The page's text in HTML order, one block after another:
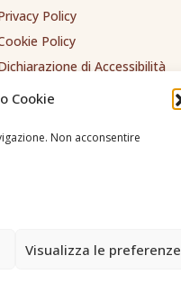
Cookie
Non acconsentire
Visualizza le preferenze
Policy
Policy
di Accessibilità
Whistleblowing